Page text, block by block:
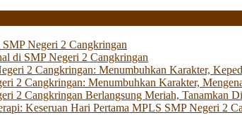
Negeri 2 Cangkringan
di SMP Negeri 2 Cangkringan
2 Cangkringan: Menumbuhkan Karakter,
2 Cangkringan: Menumbuhkan Karakter,
2 Cangkringan Berlangsung Meriah, Tanamkan
Keseruan Hari Pertama MPLS SMP Negeri 2